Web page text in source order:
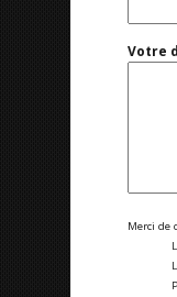
Votre
Merci de